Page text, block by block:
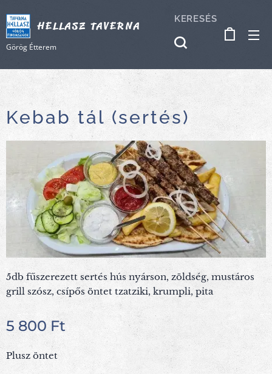
HELLASZ TAVERNA
Görög Étterem
KERESÉS
Kebab tál (sertés)
5db fűszerezett sertés hús nyárson, zöldség, mustáros
grill szósz, csípős öntet tzatziki, krumpli, pita
5 800 Ft
Plusz öntet